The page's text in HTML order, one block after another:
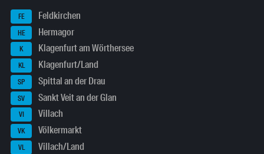
FE Feldkirchen
HE Hermagor
K Klagenfurt am Wörthersee
KL Klagenfurt/Land
SP Spittal an der Drau
SV Sankt Veit an der Glan
VI Villach
VK Völkermarkt
VL Villach/Land